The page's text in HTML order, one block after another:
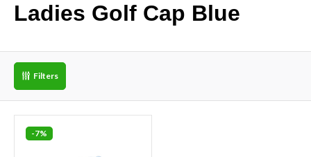
Ladies Golf Cap Blue
Filters
-7%